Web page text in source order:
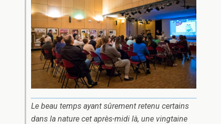
Le beau temps ayant sûrement retenu certains
dans la nature cet après-midi là, une vingtaine